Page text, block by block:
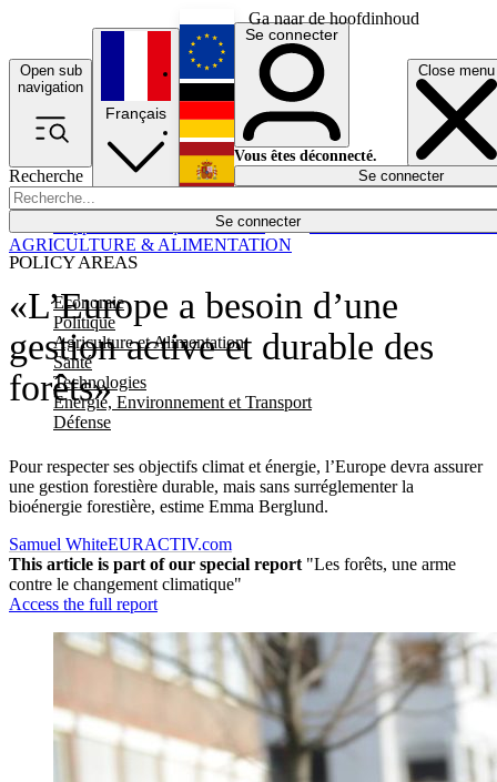
Ga naar de hoofdinhoud
Open sub
navigation
Close menu
Recherche
Se connecter
POLICY AREAS
Economie
Politique
Agriculture et Alimentation
Santé
Technologies
Energie, Environnement et Transport
Défense
Économie
Français
English
Deutsch
Español
Se connecter
Vous êtes déconnecté.
Se connecter
«L’Europe a besoin d’une
gestion active et durable des
forêts»
Pour respecter ses objectifs climat et énergie, l’Europe devra assurer
une gestion forestière durable, mais sans surréglementer la
bioénergie forestière, estime Emma Berglund.
AGRICULTURE & ALIMENTATION
Samuel WhiteEURACTIV.com
This article is part of our special report "Les forêts, une arme
contre le changement climatique"
Access the full report